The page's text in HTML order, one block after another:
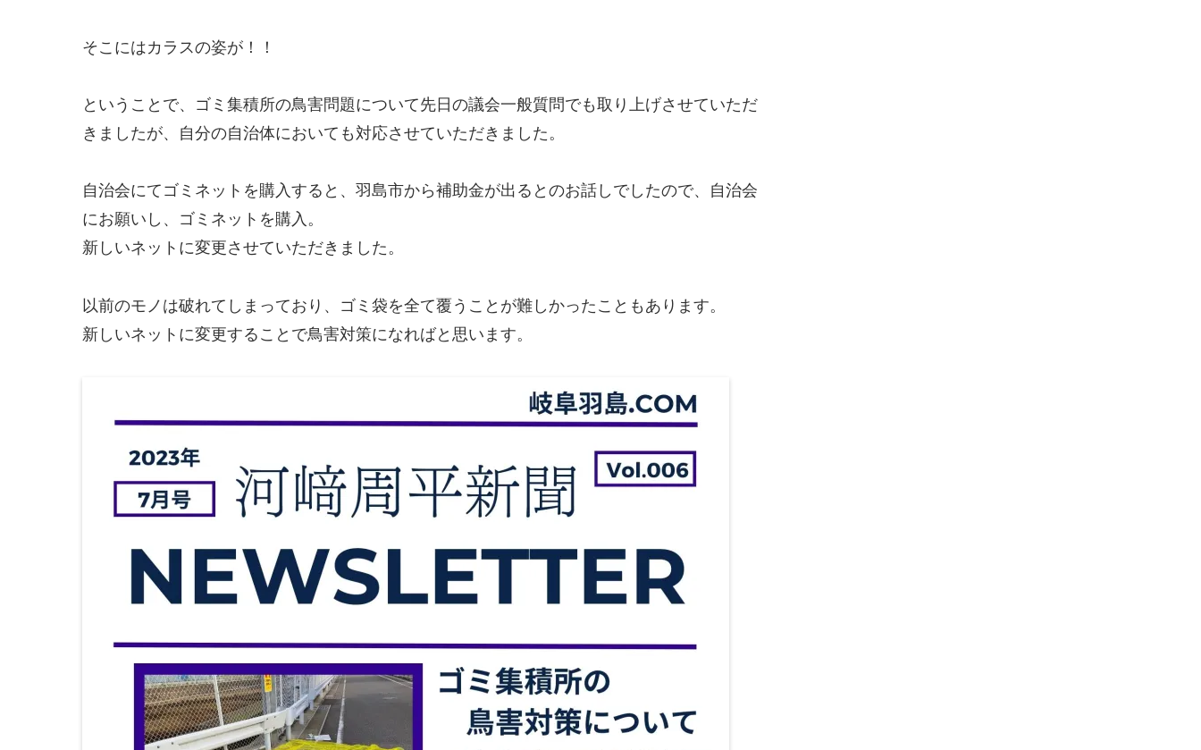
そこにはカラスの姿が！！
ということで、ゴミ集積所の鳥害問題について先日の議会一般質問でも取り上げさせていただ
きましたが、自分の自治体においても対応させていただきました。
自治会にてゴミネットを購入すると、羽島市から補助金が出るとのお話しでしたので、自治会
にお願いし、ゴミネットを購入。
新しいネットに変更させていただきました。
以前のモノは破れてしまっており、ゴミ袋を全て覆うことが難しかったこともあります。
新しいネットに変更することで鳥害対策になればと思います。